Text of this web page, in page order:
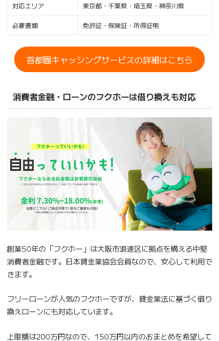
対応エリア 東京都・千葉県・埼玉県・神奈川県
必要書類 免許証・保険証・所得証明
首都圏キャッシングサービスの詳細はこちら
消費者金融・ローンのフクホーは借り換えも対応
創業50年の「フクホー」は大阪市浪速区に拠点を構える中堅
消費者金融です。日本貸金業協会会員なので、安心して利用で
きます。
フリーローンが人気のフクホーですが、貸金業法に基づく借り
換えローンにも対応しています。
上限額は200万円なので、150万円以内のおまとめを希望して